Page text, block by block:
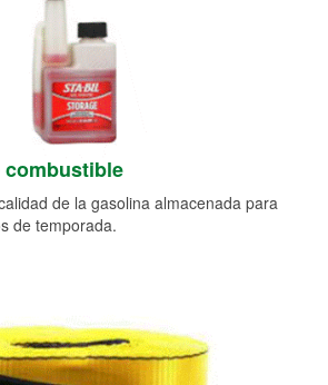
combustible
de la gasolina almacenada para
de temporada.